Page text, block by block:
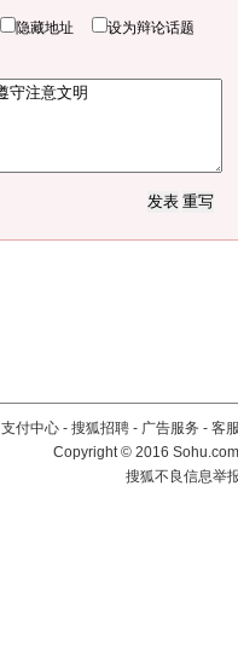
隐藏地址 设为辩论话题
支付中心 - 搜狐招聘 - 广告服务 - 客
Copyright©2016
搜狐不良信息举